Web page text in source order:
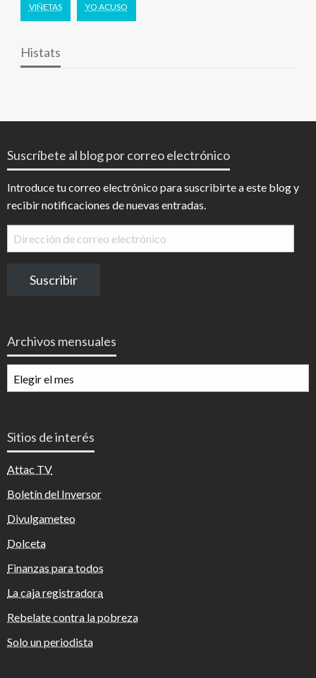
VIÑETAS YO ACUSO
Histats
Suscríbete al blog por correo electrónico
Introduce tu correo electrónico para suscribirte a este blog y
recibir notificaciones de nuevas entradas.
Dirección
de
electrónico
Suscribir
Archivos mensuales
mensuales
Sitios de interés
Attac TV
Boletín del Inversor
Divulgameteo
Dolceta
Finanzas para todos
La caja registradora
Rebelate contra la pobreza
Solo un periodista